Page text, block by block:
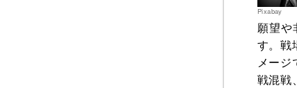
Pixabay
願望や
す。戦
メー
戦混戦